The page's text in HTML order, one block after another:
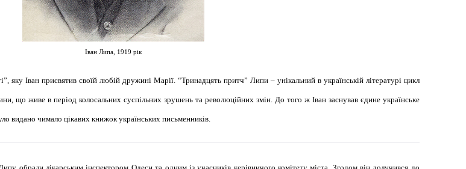
Іван Липа, 1919 рік
Іван присвятив своїй любій дружині Марії. “Тринадцять притч” Липи – унікальний в українській літературі цикл
що живе в період колосальних суспільних зрушень та революційних змін. До того ж Іван заснував єдине українське
видано чимало цікавих книжок українських письменників.